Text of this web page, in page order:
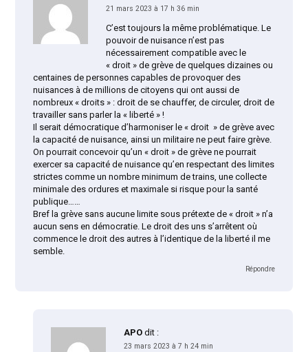
21 mars 2023 à 17 h 36 min
C’est toujours la même problématique. Le
pouvoir de nuisance n’est pas
nécessairement compatible avec le
« droit » de grève de quelques dizaines ou
centaines de personnes capables de provoquer des
nuisances à de millions de citoyens qui ont aussi de
nombreux « droits » : droit de se chauffer, de circuler, droit de
travailler sans parler la « liberté » !
Il serait démocratique d’harmoniser le « droit » de grève avec
la capacité de nuisance, ainsi un militaire ne peut faire grève.
On pourrait concevoir qu’un « droit » de grève ne pourrait
exercer sa capacité de nuisance qu’en respectant des limites
strictes comme un nombre minimum de trains, une collecte
minimale des ordures et maximale si risque pour la santé
publique……
Bref la grève sans aucune limite sous prétexte de « droit » n’a
aucun sens en démocratie. Le droit des uns s’arrêtent où
commence le droit des autres à l’identique de la liberté il me
semble.
Répondre
APO dit :
23 mars 2023 à 7 h 24 min